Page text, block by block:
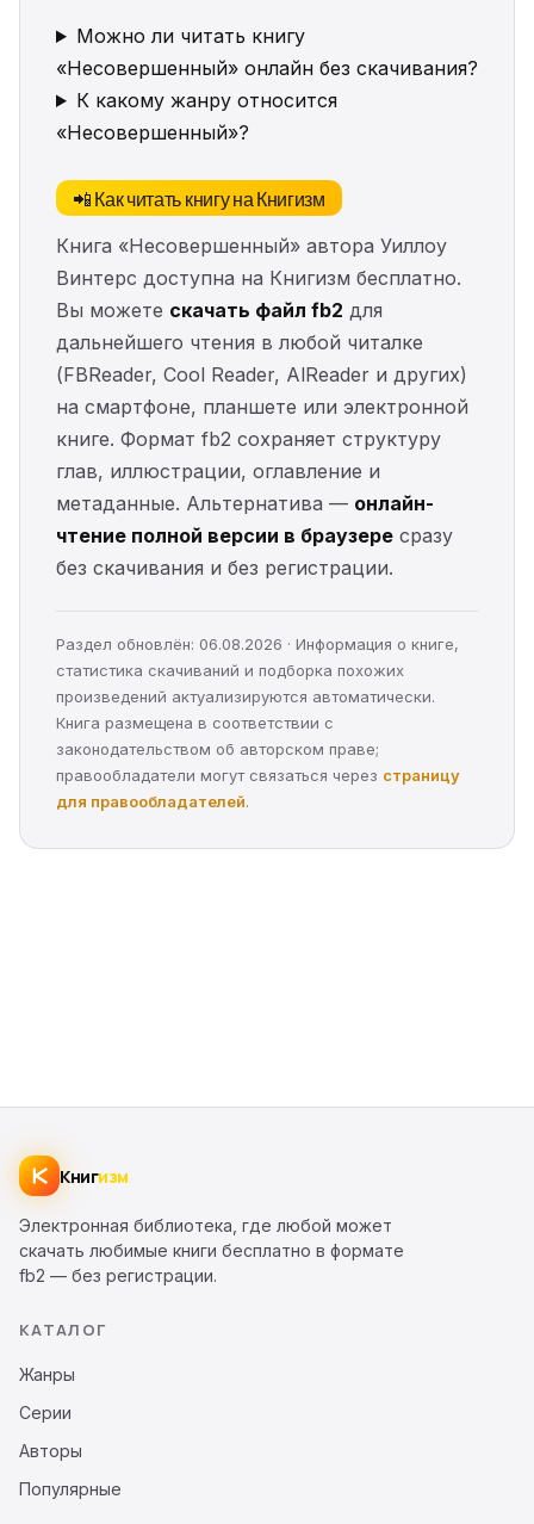
Можно ли читать книгу
«Несовершенный» онлайн без скачивания?
К какому жанру относится
«Несовершенный»?
📲 Как читать книгу на Книгизм
Книга «Несовершенный» автора Уиллоу
Винтерс доступна на Книгизм бесплатно.
Вы можете скачать файл fb2 для
дальнейшего чтения в любой читалке
(FBReader, Cool Reader, AlReader и других)
на смартфоне, планшете или электронной
книге. Формат fb2 сохраняет структуру
глав, иллюстрации, оглавление и
метаданные. Альтернатива — онлайн-
чтение полной версии в браузере сразу
без скачивания и без регистрации.
Раздел обновлён: 06.08.2026 · Информация о книге,
статистика скачиваний и подборка похожих
произведений актуализируются автоматически.
Книга размещена в соответствии с
законодательством об авторском праве;
правообладатели могут связаться через страницу
для правообладателей.
Книгизм
Электронная библиотека, где любой может
скачать любимые книги бесплатно в формате
fb2 — без регистрации.
КАТАЛОГ
Жанры
Серии
Авторы
Популярные